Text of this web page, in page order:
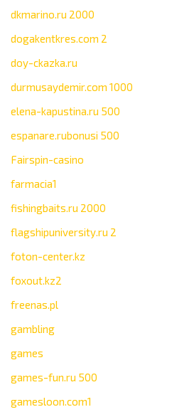
dkmarino.ru 2000
dogakentkres.com 2
doy-ckazka.ru
durmusaydemir.com 1000
elena-kapustina.ru 500
espanare.rubonusi 500
Fairspin-casino
farmacia1
fishingbaits.ru 2000
flagshipuniversity.ru 2
foton-center.kz
foxout.kz2
freenas.pl
gambling
games
games-fun.ru 500
gamesloon.com1